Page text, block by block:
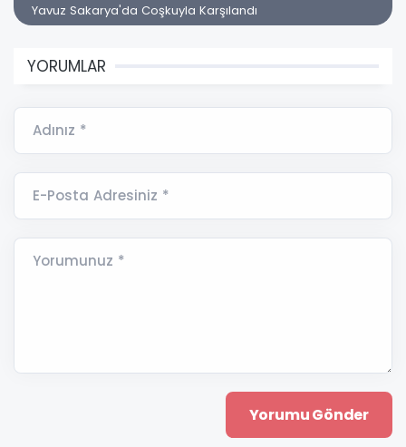
Yavuz Sakarya'da Coşkuyla Karşılandı
YORUMLAR
Adınız *
E-Posta Adresiniz *
Yorumunuz *